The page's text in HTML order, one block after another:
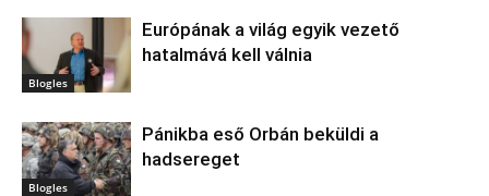
Blogles
Európának a világ egyik vezető
hatalmává kell válnia
Blogles
Pánikba eső Orbán beküldi a
hadsereget